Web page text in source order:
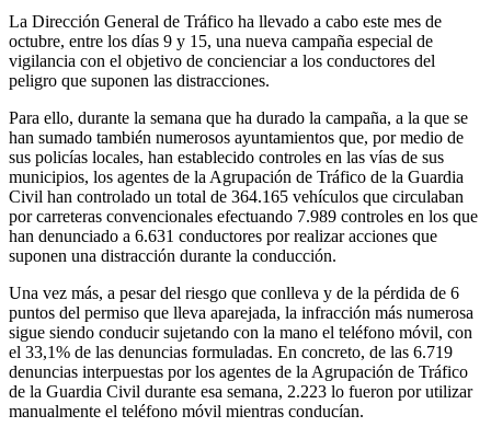
La Dirección General de Tráfico ha llevado a cabo este mes de
octubre, entre los días 9 y 15, una nueva campaña especial de
vigilancia con el objetivo de concienciar a los conductores del
peligro que suponen las distracciones.
Para ello, durante la semana que ha durado la campaña, a la que se
han sumado también numerosos ayuntamientos que, por medio de
sus policías locales, han establecido controles en las vías de sus
municipios, los agentes de la Agrupación de Tráfico de la Guardia
Civil han controlado un total de 364.165 vehículos que circulaban
por carreteras convencionales efectuando 7.989 controles en los que
han denunciado a 6.631 conductores por realizar acciones que
suponen una distracción durante la conducción.
Una vez más, a pesar del riesgo que conlleva y de la pérdida de 6
puntos del permiso que lleva aparejada, la infracción más numerosa
sigue siendo conducir sujetando con la mano el teléfono móvil, con
el 33,1% de las denuncias formuladas. En concreto, de las 6.719
denuncias interpuestas por los agentes de la Agrupación de Tráfico
de la Guardia Civil durante esa semana, 2.223 lo fueron por utilizar
manualmente el teléfono móvil mientras conducían.